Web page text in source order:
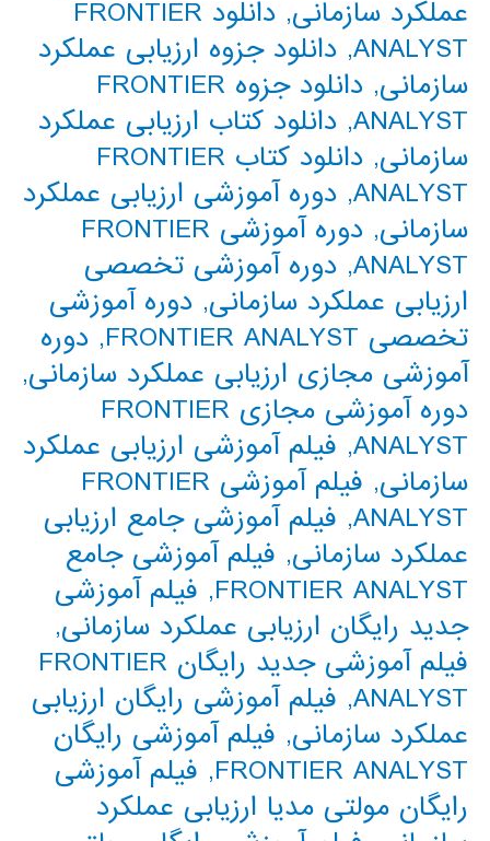
عملکرد سازمانی,
دانلود FRONTIER
ANALYST
, دانلود جزوه ارزیابی عملکرد
سازمانی,
دانلود جزوه FRONTIER
ANALYST
, دانلود کتاب ارزیابی عملکرد
سازمانی,
دانلود کتاب FRONTIER
ANALYST
, دوره آموزشی ارزیابی عملکرد
سازمانی,
دوره آموزشی FRONTIER
ANALYST
, دوره آموزشی تخصصی
ارزیابی عملکرد سازمانی, دوره آموزشی
تخصصی FRONTIER ANALYST
, دوره
آموزشی مجازی ارزیابی عملکرد سازمانی,
دوره آموزشی مجازی FRONTIER
ANALYST
, فیلم آموزشی ارزیابی عملکرد
سازمانی,
فیلم آموزشی FRONTIER
ANALYST
, فیلم آموزشی جامع ارزیابی
عملکرد سازمانی, فیلم آموزشی جامع
FRONTIER ANALYST
, فیلم آموزشی
جدید رایگان ارزیابی عملکرد سازمانی,
فیلم آموزشی جدید رایگان FRONTIER
ANALYST
, فیلم آموزشی رایگان ارزیابی
عملکرد سازمانی, فیلم آموزشی رایگان
FRONTIER ANALYST
, فیلم آموزشی
رایگان مولتی مدیا ارزیابی عملکرد